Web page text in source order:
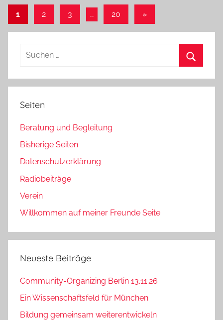
Seitennummerierung
der
Beiträge
1 2 3 … 20
Nächste
»
Suchen
Seiten
Beratung und Begleitung
Bisherige Seiten
Datenschutzerklärung
Radiobeiträge
Verein
Willkommen auf meiner Freunde Seite
Neueste Beiträge
Community-Organizing Berlin 13.11.26
Ein Wissenschaftsfeld für München
Bildung gemeinsam weiterentwickeln